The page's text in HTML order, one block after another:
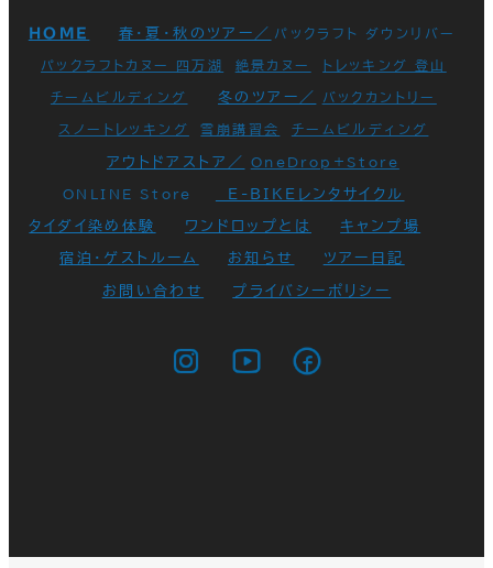
HOME 春・夏・秋のツアー／ パックラフト ダウンリバー
パックラフトカヌー 四万湖 絶景カヌー トレッキング 登山
チームビルディング 冬のツアー／ バックカントリー
スノートレッキング 雪崩講習会 チームビルディング
アウトドアストア／ OneDrop+Store
ONLINE Store E-BIKEレンタサイクル
タイダイ染め体験 ワンドロップとは キャンプ場
宿泊・ゲストルーム お知らせ ツアー日記
お問い合わせ プライバシーポリシー